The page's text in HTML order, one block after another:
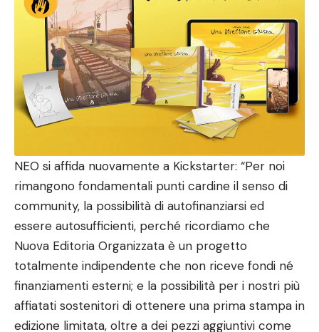
NEO si affida nuovamente a Kickstarter: “Per noi
rimangono fondamentali punti cardine il senso di
community, la possibilità di autofinanziarsi ed
essere autosufficienti, perché ricordiamo che
Nuova Editoria Organizzata è un progetto
totalmente indipendente che non riceve fondi né
finanziamenti esterni; e la possibilità per i nostri più
affiatati sostenitori di ottenere una prima stampa in
edizione limitata, oltre a dei pezzi aggiuntivi come